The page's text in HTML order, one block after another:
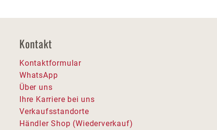
Kontakt
Kontaktformular
WhatsApp
Über uns
Ihre Karriere bei uns
Verkaufsstandorte
Händler Shop (Wiederverkauf)